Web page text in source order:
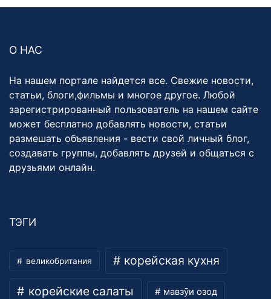
О НАС
На нашем портале найдется все. Свежие новости,
статьи, блоги,фильмы и многое другое. Любой
зарегистрированный пользователь на нашем сайте
может бесплатно добавлять новости, статьи
размешать объявления - вести свой личный блог,
создавать группы, добавлять друзей и общаться с
друзьями онлайн.
ТЭГИ
великобритания корейская кухня
корейские салаты мавзӯи озод